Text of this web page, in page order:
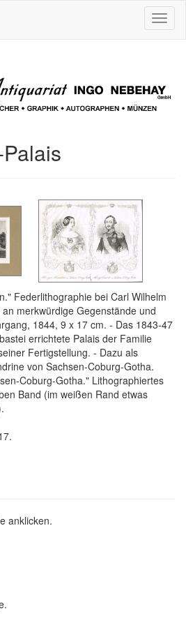
Federlithographie bei Carl Wilhelm
merkwürdige Gegenstände und
1844, 9 x 17 cm. - Das 1843-47
errichtete Palais der Familie
Fertigstellung. - Dazu als
von Sachsen-Coburg-Gotha.
Coburg-Gotha." Lithographiertes
Band (im weißen Rand etwas
anklicken.